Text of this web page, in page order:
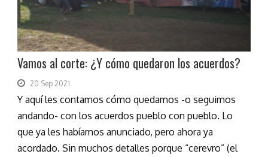
Vamos al corte: ¿Y cómo quedaron los acuerdos?
20 Sep 2021
Y aquí les contamos cómo quedamos -o seguimos
andando- con los acuerdos pueblo con pueblo. Lo
que ya les habíamos anunciado, pero ahora ya
acordado. Sin muchos detalles porque “cerevro” (el